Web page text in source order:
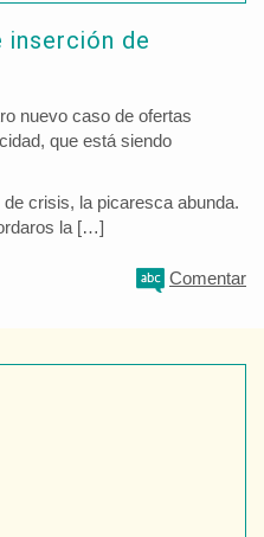
inserción de
nuevo caso de ofertas
que está siendo
crisis, la picaresca abunda.
la […]
Comentar